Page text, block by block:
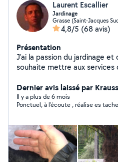
Laurent Escallier
Jardinage
Grasse (Saint-Jacques
4,8/5 (68 avis)
Présentation
J'ai la passion du jardinage et
souhaite mettre aux services
Dernier avis laissé par
Il y a plus de 6 mois
Ponctuel, à l’écoute , réalise es